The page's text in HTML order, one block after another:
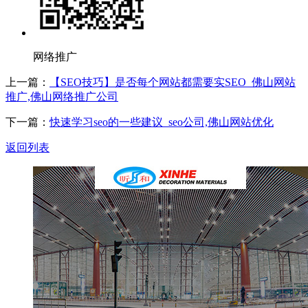
网络推广
上一篇：
【SEO技巧】是否每个网站都需要实SEO_佛山网站
推广,佛山网络推广公司
下一篇：快速学习seo的一些建议_seo公司,佛山网站优化
返回列表